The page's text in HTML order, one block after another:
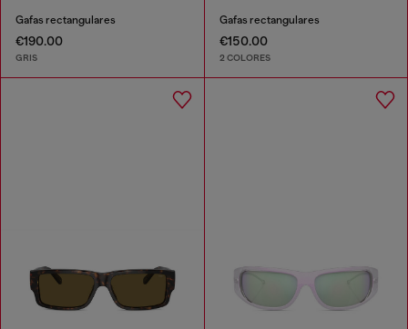
Gafas rectangulares
€190.00
GRIS
Gafas rectangulares
€150.00
2 COLORES